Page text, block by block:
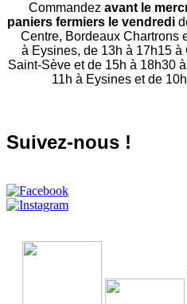
Commandez avant le
paniers fermiers le vendredi
Centre, Bordeaux Chartrons
à Eysines, de 13h à 17h15
Saint-Sève et de 15h à 18h30
11h à Eysines et de
Suivez-nous !